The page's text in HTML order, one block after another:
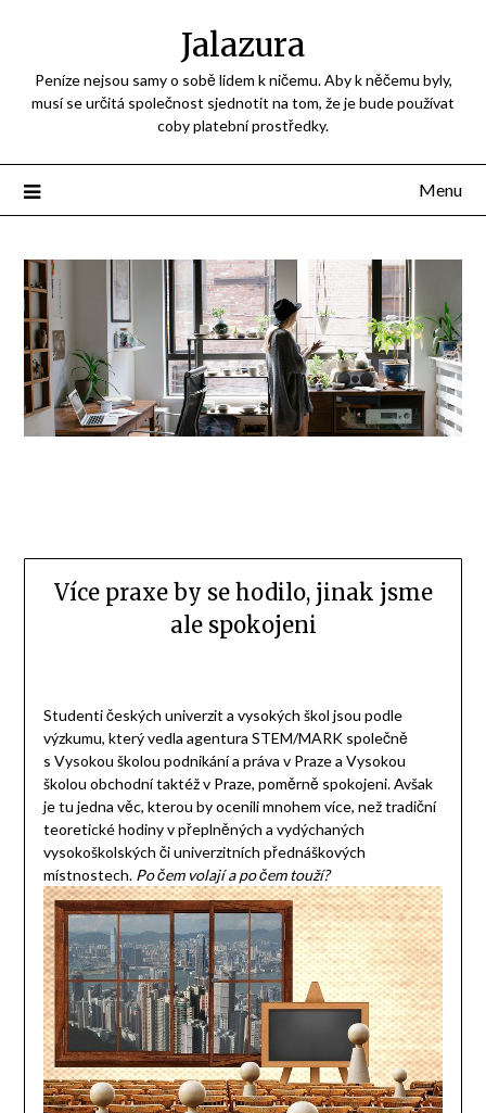
Jalazura
Peníze nejsou samy o sobě lidem k ničemu. Aby k něčemu byly,
musí se určitá společnost sjednotit na tom, že je bude používat
coby platební prostředky.
Menu
Více praxe by se hodilo, jinak jsme
ale spokojeni
Studenti českých univerzit a vysokých škol jsou podle
výzkumu, který vedla agentura STEM/MARK společně
s Vysokou školou podnikání a práva v Praze a Vysokou
školou obchodní taktéž v Praze, poměrně spokojeni. Avšak
je tu jedna věc, kterou by ocenili mnohem více, než tradiční
teoretické hodiny v přeplněných a vydýchaných
vysokoškolských či univerzitních přednáškových
místnostech. Po čem volají a po čem touží?